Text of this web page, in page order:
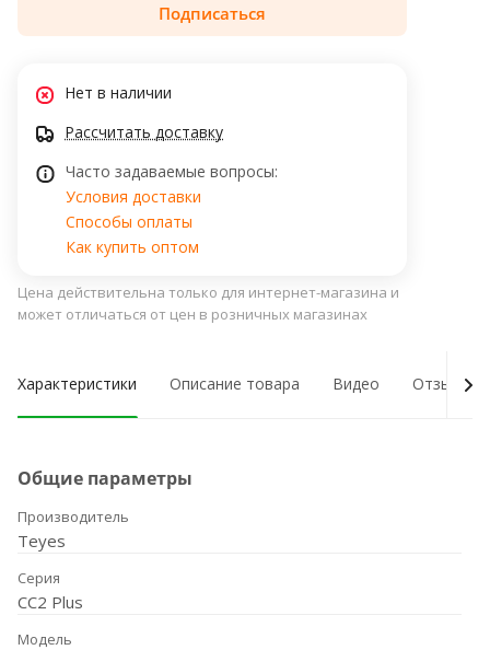
Подписаться
Нет в наличии
Рассчитать доставку
Часто задаваемые вопросы:
Условия доставки
Способы оплаты
Как купить оптом
Цена действительна только для интернет-магазина и
может отличаться от цен в розничных магазинах
Характеристики Описание товара Видео Отзывы о
Общие параметры
Производитель
Teyes
Серия
CC2 Plus
Модель